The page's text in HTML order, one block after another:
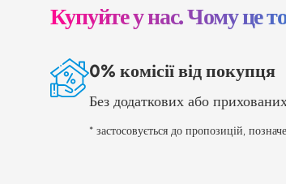
Купуйте у нас. Чому це
0% комісії від покупця
Без додаткових або
* застосовується до пропозицій,